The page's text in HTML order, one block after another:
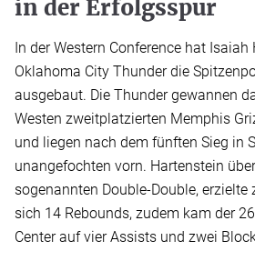
in der Erfolgsspur
In der Western Conference hat
Oklahoma City Thunder die
ausgebaut. Die Thunder gewannen
Westen zweitplatzierten Memphis
und liegen nach dem fünften Sieg in
unangefochten vorn. Hartenstein
sogenannten Double-Double,
sich 14 Rebounds, zudem kam der
Center auf vier Assists und zwei